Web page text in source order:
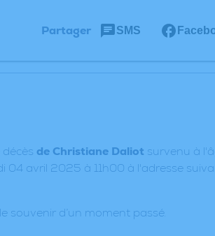
Partager SMS
de Christiane Daliot survenu à
04 avril 2025 à 11h00 à l'adresse
souvenir d’un moment passé.